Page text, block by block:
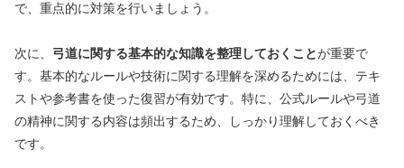
で、重点的に対策を行いましょう。
次に、 弓道に関する基本的な知識を整理しておくことが重要で
す。基本的なルールや技術に関する理解を深めるためには、テキ
ストや参考書を使った復習が有効です。特に、公式ルールや弓道
の精神に関する内容は頻出するため、しっかり理解しておくべき
です。